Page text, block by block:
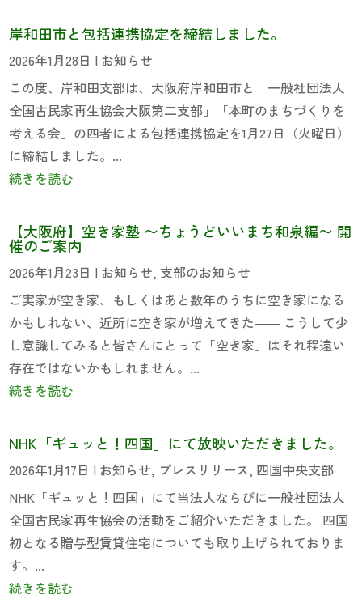
岸和田市と包括連携協定を締結しました。
2026年1月28日 | お知らせ
この度、岸和田支部は、大阪府岸和田市と「一般社団法人
全国古民家再生協会大阪第二支部」「本町のまちづくりを
考える会」の四者による包括連携協定を1月27日（火曜日）
に締結しました。...
続きを読む
【大阪府】空き家塾 〜ちょうどいいまち和泉編〜 開
催のご案内
2026年1月23日 | お知らせ, 支部のお知らせ
ご実家が空き家、もしくはあと数年のうちに空き家になる
かもしれない、近所に空き家が増えてきた―― こうして少
し意識してみると皆さんにとって「空き家」はそれ程遠い
存在ではないかもしれません。...
続きを読む
NHK「ギュッと！四国」にて放映いただきました。
2026年1月17日 | お知らせ, プレスリリース, 四国中央支部
NHK「ギュッと！四国」にて当法人ならびに一般社団法人
全国古民家再生協会の活動をご紹介いただきました。 四国
初となる贈与型賃貸住宅についても取り上げられておりま
す。...
続きを読む